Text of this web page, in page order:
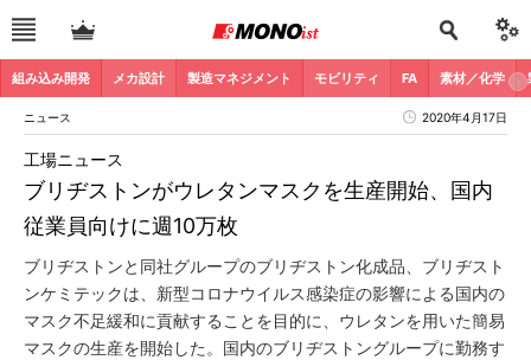
組み込み開発 メカ設計 製造マネジメント モビリティ FA 素材／化学
ニュース 2020年4月17日
ブリヂストンがウレタンマスクを生産開始、国内
従業員向けに週10万枚
工場ニュース
ブリヂストンと同社グループのブリヂストン化成品、ブリヂスト
ンケミテックは、新型コロナウイルス感染症の影響による国内の
マスク不足緩和に貢献することを目的に、ウレタンを用いた簡易
マスクの生産を開始した。国内のブリヂストングループに勤務す